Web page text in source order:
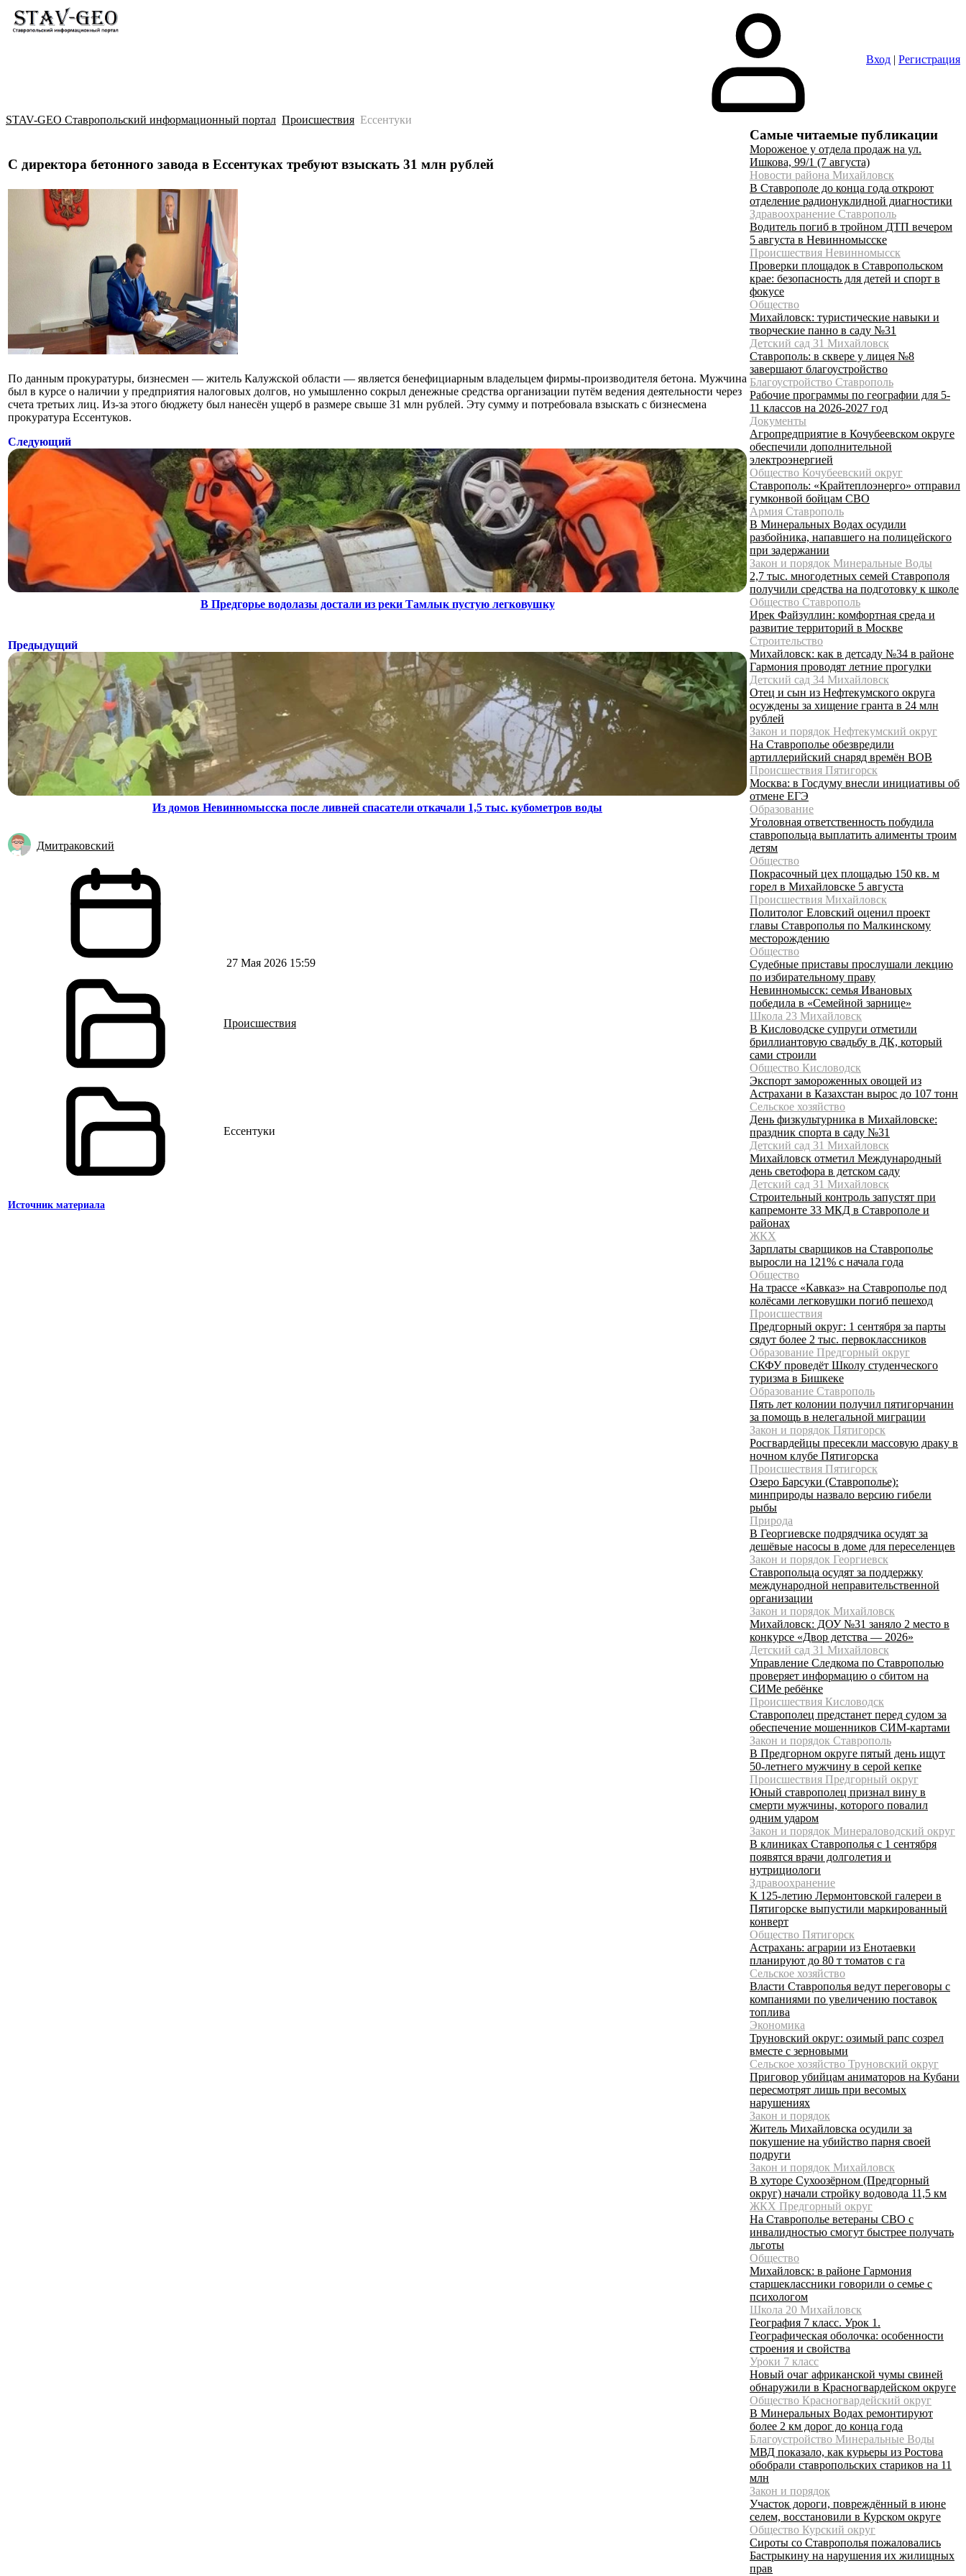
Вход | Регистрация
STAV-GEO Ставропольский информационный портал Происшествия Ессентуки
С директора бетонного завода в Ессентуках требуют взыскать 31 млн рублей
По данным прокуратуры, бизнесмен — житель Калужской области — является бенефициарным владельцем фирмы-производителя бетона. Мужчина
был в курсе о наличии у предприятия налоговых долгов, но умышленно сокрыл денежные средства организации путём ведения деятельности через
счета третьих лиц. Из-за этого бюджету был нанесён ущерб в размере свыше 31 млн рублей. Эту сумму и потребовала взыскать с бизнесмена
прокуратура Ессентуков.
Следующий
В Предгорье водолазы достали из реки Тамлык пустую легковушку
Предыдущий
Из домов Невинномысска после ливней спасатели откачали 1,5 тыс. кубометров воды
Дмитраковский
27 Мая 2026 15:59
Происшествия
Ессентуки
Источник материала
Самые читаемые публикации
Мороженое у отдела продаж на ул.
Ишкова, 99/1 (7 августа)
Новости района Михайловск
В Ставрополе до конца года откроют
отделение радионуклидной диагностики
Здравоохранение Ставрополь
Водитель погиб в тройном ДТП вечером
5 августа в Невинномысске
Происшествия Невинномысск
Проверки площадок в Ставропольском
крае: безопасность для детей и спорт в
фокусе
Общество
Михайловск: туристические навыки и
творческие панно в саду №31
Детский сад 31 Михайловск
Ставрополь: в сквере у лицея №8
завершают благоустройство
Благоустройство Ставрополь
Рабочие программы по географии для 5-
11 классов на 2026-2027 год
Документы
Агропредприятие в Кочубеевском округе
обеспечили дополнительной
электроэнергией
Общество Кочубеевский округ
Ставрополь: «Крайтеплоэнерго» отправил
гумконвой бойцам СВО
Армия Ставрополь
В Минеральных Водах осудили
разбойника, напавшего на полицейского
при задержании
Закон и порядок Минеральные Воды
2,7 тыс. многодетных семей Ставрополя
получили средства на подготовку к школе
Общество Ставрополь
Ирек Файзуллин: комфортная среда и
развитие территорий в Москве
Строительство
Михайловск: как в детсаду №34 в районе
Гармония проводят летние прогулки
Детский сад 34 Михайловск
Отец и сын из Нефтекумского округа
осуждены за хищение гранта в 24 млн
рублей
Закон и порядок Нефтекумский округ
На Ставрополье обезвредили
артиллерийский снаряд времён ВОВ
Происшествия Пятигорск
Москва: в Госдуму внесли инициативы об
отмене ЕГЭ
Образование
Уголовная ответственность побудила
ставропольца выплатить алименты троим
детям
Общество
Покрасочный цех площадью 150 кв. м
горел в Михайловске 5 августа
Происшествия Михайловск
Политолог Еловский оценил проект
главы Ставрополья по Малкинскому
месторождению
Общество
Судебные приставы прослушали лекцию
по избирательному праву
Невинномысск: семья Ивановых
победила в «Семейной зарнице»
Школа 23 Михайловск
В Кисловодске супруги отметили
бриллиантовую свадьбу в ДК, который
сами строили
Общество Кисловодск
Экспорт замороженных овощей из
Астрахани в Казахстан вырос до 107 тонн
Сельское хозяйство
День физкультурника в Михайловске:
праздник спорта в саду №31
Детский сад 31 Михайловск
Михайловск отметил Международный
день светофора в детском саду
Детский сад 31 Михайловск
Строительный контроль запустят при
капремонте 33 МКД в Ставрополе и
районах
ЖКХ
Зарплаты сварщиков на Ставрополье
выросли на 121% с начала года
Общество
На трассе «Кавказ» на Ставрополье под
колёсами легковушки погиб пешеход
Происшествия
Предгорный округ: 1 сентября за парты
сядут более 2 тыс. первоклассников
Образование Предгорный округ
СКФУ проведёт Школу студенческого
туризма в Бишкеке
Образование Ставрополь
Пять лет колонии получил пятигорчанин
за помощь в нелегальной миграции
Закон и порядок Пятигорск
Росгвардейцы пресекли массовую драку в
ночном клубе Пятигорска
Происшествия Пятигорск
Озеро Барсуки (Ставрополье):
минприроды назвало версию гибели
рыбы
Природа
В Георгиевске подрядчика осудят за
дешёвые насосы в доме для переселенцев
Закон и порядок Георгиевск
Ставропольца осудят за поддержку
международной неправительственной
организации
Закон и порядок Михайловск
Михайловск: ДОУ №31 заняло 2 место в
конкурсе «Двор детства — 2026»
Детский сад 31 Михайловск
Управление Следкома по Ставрополью
проверяет информацию о сбитом на
СИМе ребёнке
Происшествия Кисловодск
Ставрополец предстанет перед судом за
обеспечение мошенников СИМ-картами
Закон и порядок Ставрополь
В Предгорном округе пятый день ищут
50-летнего мужчину в серой кепке
Происшествия Предгорный округ
Юный ставрополец признал вину в
смерти мужчины, которого повалил
одним ударом
Закон и порядок Минераловодский округ
В клиниках Ставрополья с 1 сентября
появятся врачи долголетия и
нутрициологи
Здравоохранение
К 125-летию Лермонтовской галереи в
Пятигорске выпустили маркированный
конверт
Общество Пятигорск
Астрахань: аграрии из Енотаевки
планируют до 80 т томатов с га
Сельское хозяйство
Власти Ставрополья ведут переговоры с
компаниями по увеличению поставок
топлива
Экономика
Труновский округ: озимый рапс созрел
вместе с зерновыми
Сельское хозяйство Труновский округ
Приговор убийцам аниматоров на Кубани
пересмотрят лишь при весомых
нарушениях
Закон и порядок
Житель Михайловска осудили за
покушение на убийство парня своей
подруги
Закон и порядок Михайловск
В хуторе Сухоозёрном (Предгорный
округ) начали стройку водовода 11,5 км
ЖКХ Предгорный округ
На Ставрополье ветераны СВО с
инвалидностью смогут быстрее получать
льготы
Общество
Михайловск: в районе Гармония
старшеклассники говорили о семье с
психологом
Школа 20 Михайловск
География 7 класс. Урок 1.
Географическая оболочка: особенности
строения и свойства
Уроки 7 класс
Новый очаг африканской чумы свиней
обнаружили в Красногвардейском округе
Общество Красногвардейский округ
В Минеральных Водах ремонтируют
более 2 км дорог до конца года
Благоустройство Минеральные Воды
МВД показало, как курьеры из Ростова
обобрали ставропольских стариков на 11
млн
Закон и порядок
Участок дороги, повреждённый в июне
селем, восстановили в Курском округе
Общество Курский округ
Сироты со Ставрополья пожаловались
Бастрыкину на нарушения их жилищных
прав